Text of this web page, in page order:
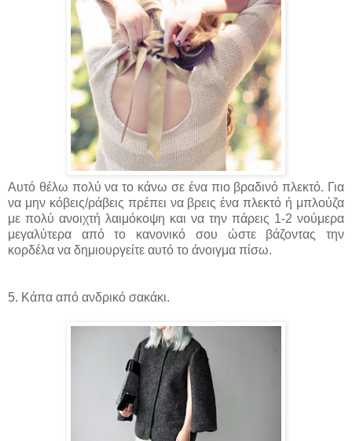
Αυτό θέλω πολύ να το κάνω σε ένα πιο βραδινό πλεκτό. Για
να μην κόβεις/ράβεις πρέπει να βρεις ένα πλεκτό ή μπλούζα
με πολύ ανοιχτή λαιμόκοψη και να την πάρεις 1-2 νούμερα
μεγαλύτερα από το κανονικό σου ώστε βάζοντας την
κορδέλα να δημιουργείτε αυτό το άνοιγμα πίσω.
5. Κάπα από ανδρικό σακάκι.